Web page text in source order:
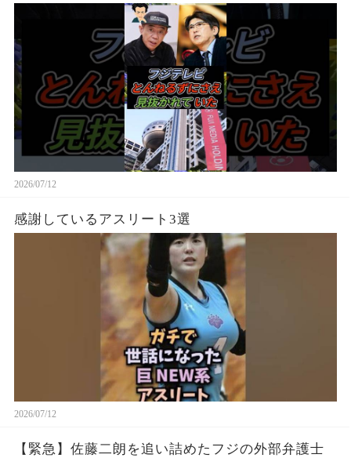
2026/07/12
感謝しているアスリート3選
2026/07/12
【緊急】佐藤二朗を追い詰めたフジの外部弁護士